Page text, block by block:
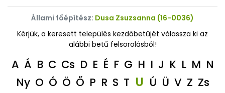
Állami főépítész: Dusa Zsuzsanna (16-0036)
Kérjük, a keresett település kezdőbetűjét válassza ki az
alábbi betű felsorolásból!
A Á B C Cs D E É F G H I J K L M N
Ny O Ó Ö Ő P R S T U Ú Ü V Z Zs